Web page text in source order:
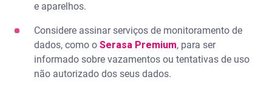
e aparelhos.
Considere assinar serviços de monitoramento de
dados, como o Serasa Premium, para ser
informado sobre vazamentos ou tentativas de uso
não autorizado dos seus dados.